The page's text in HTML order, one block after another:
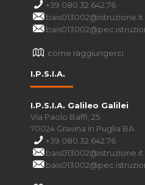
+39 080.32.642.76
bais013002@istruzione.it
come raggiungerci
I.P.S.I.A.
I.P.S.I.A. Galileo Galilei
Via Paolo Baffi, 25
70024 Gravina in Puglia BA
+39 080.32.642.76
bais013002@istruzione.it